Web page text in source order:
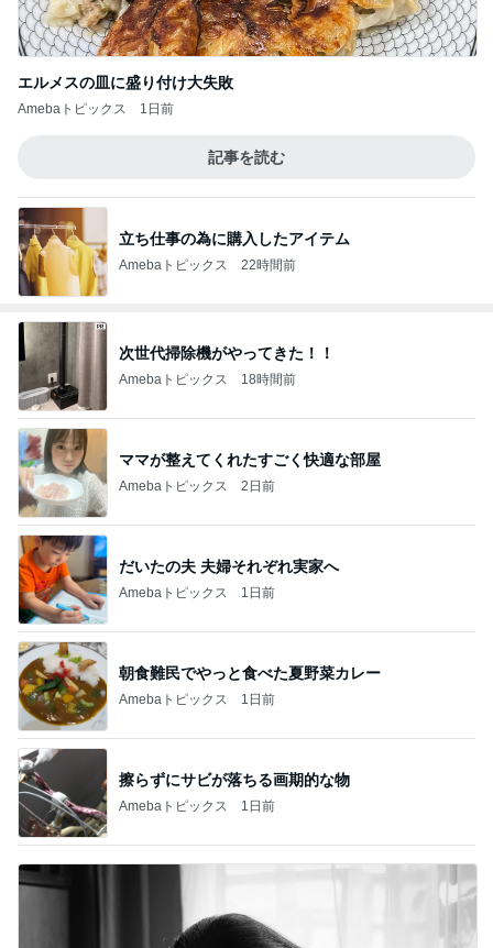
エルメスの皿に盛り付け大失敗
Amebaトピックス 1日前
記事を読む
立ち仕事の為に購入したアイテム
Amebaトピックス 22時間前
次世代掃除機がやってきた！！
Amebaトピックス 18時間前
ママが整えてくれたすごく快適な部屋
Amebaトピックス 2日前
だいたの夫 夫婦それぞれ実家へ
Amebaトピックス 1日前
朝食難民でやっと食べた夏野菜カレー
Amebaトピックス 1日前
擦らずにサビが落ちる画期的な物
Amebaトピックス 1日前